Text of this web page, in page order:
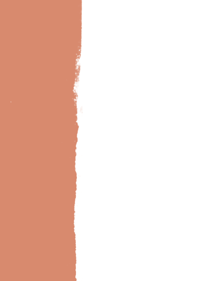
Bild-Brillux_0020_BX_Kaminzimmer-weiss-rot_v2 Kopie